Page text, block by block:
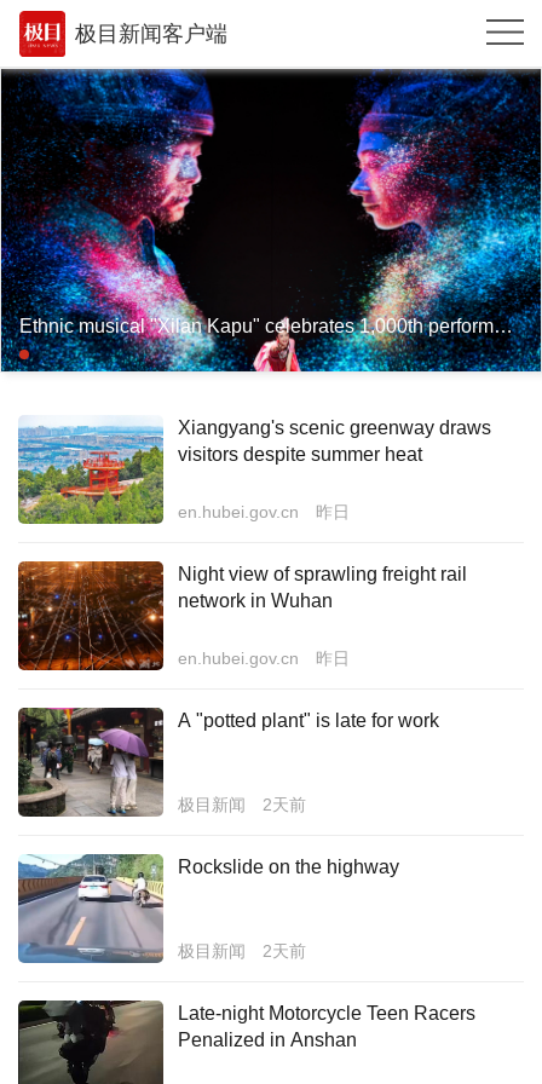
极目新闻客户端
推荐
体育
观点
时政
湖北
武汉
环球
专题
经济
城建
健康
悠游
汽车
房产
创意
Ethnic musical "Xilan Kapu" celebrates 1,000th performance in Enshi
Xiangyang's scenic greenway draws
visitors despite summer heat
en.hubei.gov.cn 昨日
Night view of sprawling freight rail
network in Wuhan
en.hubei.gov.cn 昨日
A "potted plant" is late for work
极目新闻 2天前
Rockslide on the highway
极目新闻 2天前
Late-night Motorcycle Teen Racers
Penalized in Anshan